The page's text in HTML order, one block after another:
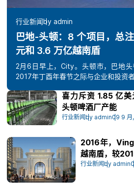
行业新闻by admin
巴地-头顿：8 个项目，总
元和 3.6 万亿越南盾
2月6日早上，City。头顿市，巴地
2017年丁酉年春节之际与企业和投资
喜力斥资 1.85 亿美
头顿啤酒厂产能
行业新闻by admin09 9
2016年，
越南盾，较
行业新闻by admin